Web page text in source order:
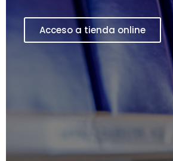
Acceso a tienda online